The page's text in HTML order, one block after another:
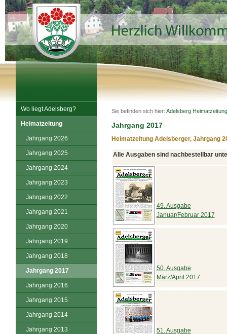
Wo liegt Adelsberg?
Heimatzeitung
Jahrgang 2026
Jahrgang 2025
Jahrgang 2024
Jahrgang 2023
Jahrgang 2022
Jahrgang 2021
Jahrgang 2020
Jahrgang 2019
Jahrgang 2018
Jahrgang 2017
Jahrgang 2016
Jahrgang 2015
Jahrgang 2014
Jahrgang 2013
Sie befinden sich hier: Adelsberg Heimatzeitung
Jahrgang 2017
Heimatzeitung Adelsberger, Jahrgang
Alle Ausgaben sind nachbestellbar
49. Ausgabe
Januar/Februar 2017
50. Ausgabe
März/April 2017
51. Ausgabe